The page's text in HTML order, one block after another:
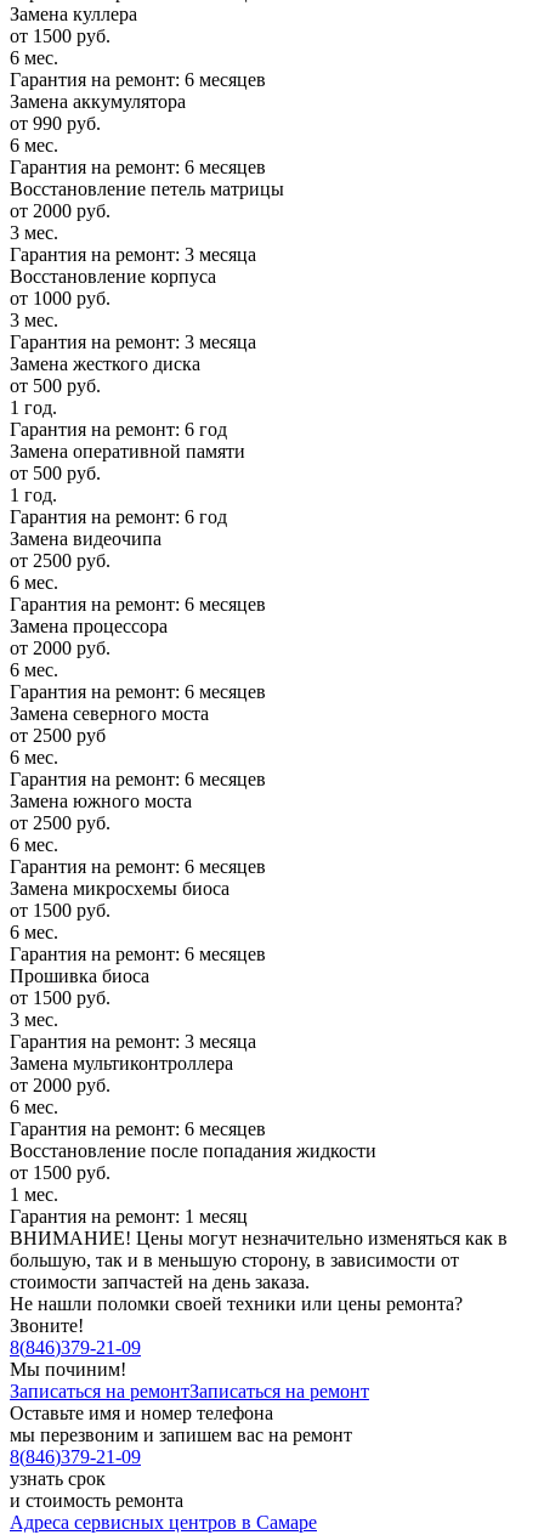
Замена куллера
от 1500 руб.
6 мес.
Гарантия на ремонт: 6 месяцев
Замена аккумулятора
от 990 руб.
6 мес.
Гарантия на ремонт: 6 месяцев
Восстановление петель матрицы
от 2000 руб.
3 мес.
Гарантия на ремонт: 3 месяца
Восстановление корпуса
от 1000 руб.
3 мес.
Гарантия на ремонт: 3 месяца
Замена жесткого диска
от 500 руб.
1 год.
Гарантия на ремонт: 6 год
Замена оперативной памяти
от 500 руб.
1 год.
Гарантия на ремонт: 6 год
Замена видеочипа
от 2500 руб.
6 мес.
Гарантия на ремонт: 6 месяцев
Замена процессора
от 2000 руб.
6 мес.
Гарантия на ремонт: 6 месяцев
Замена северного моста
от 2500 руб
6 мес.
Гарантия на ремонт: 6 месяцев
Замена южного моста
от 2500 руб.
6 мес.
Гарантия на ремонт: 6 месяцев
Замена микросхемы биоса
от 1500 руб.
6 мес.
Гарантия на ремонт: 6 месяцев
Прошивка биоса
от 1500 руб.
3 мес.
Гарантия на ремонт: 3 месяца
Замена мультиконтроллера
от 2000 руб.
6 мес.
Гарантия на ремонт: 6 месяцев
Восстановление после попадания жидкости
от 1500 руб.
1 мес.
Гарантия на ремонт: 1 месяц
ВНИМАНИЕ! Цены могут незначительно изменяться как в
большую, так и в меньшую сторону, в зависимости от
стоимости запчастей на день заказа.
Не нашли поломки своей техники или цены ремонта?
Звоните!
8(846)379-21-09
Мы починим!
Записаться на ремонтЗаписаться на ремонт
Оставьте имя и номер телефона
мы перезвоним и запишем вас на ремонт
8(846)379-21-09
узнать срок
и стоимость ремонта
Адреса сервисных центров в Самаре